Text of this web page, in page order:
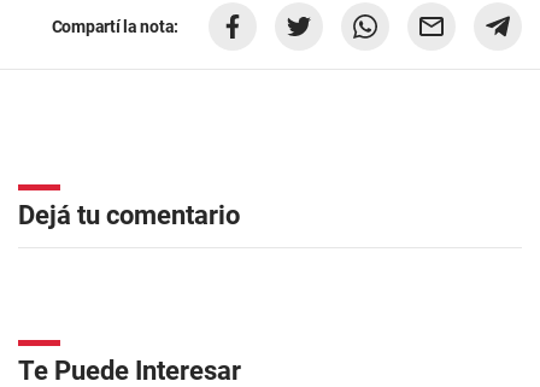
Compartí la nota:
Dejá tu comentario
Te Puede Interesar